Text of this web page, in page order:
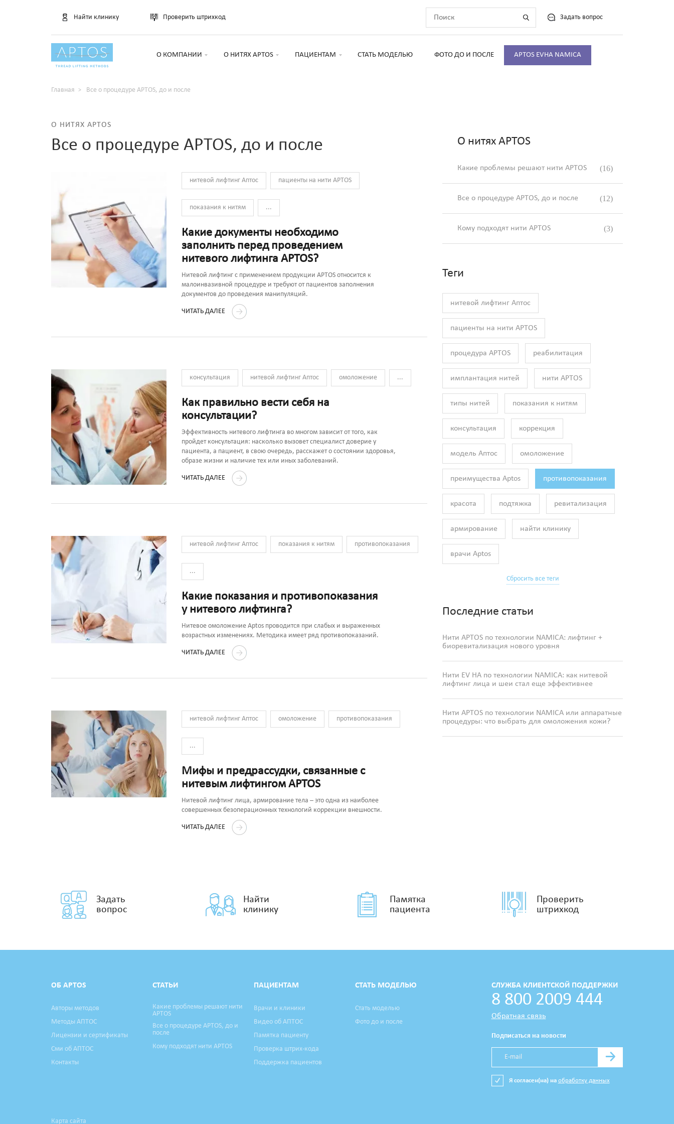
Найти клинику Проверить штрихкод Задать вопрос
О КОМПАНИИ О НИТЯХ APTOS ПАЦИЕНТАМ СТАТЬ МОДЕЛЬЮ ФОТО ДО И ПОСЛЕ APTOS EVHA NAMICA
Главная Все о процедуре APTOS, до и после
О НИТЯХ APTOS
Все о процедуре APTOS, до и после
нитевой лифтинг Аптос пациенты на нити APTOS
показания к нитям ...
Какие документы необходимо
заполнить перед проведением
нитевого лифтинга APTOS?
Нитевой лифтинг с применением продукции APTOS относится к
малоинвазивной процедуре и требуют от пациентов заполнения
документов до проведения манипуляций.
ЧИТАТЬ ДАЛЕЕ
консультация нитевой лифтинг Аптос омоложение ...
Как правильно вести себя на
консультации?
Эффективность нитевого лифтинга во многом зависит от того, как
пройдет консультация: насколько вызовет специалист доверие у
пациента, а пациент, в свою очередь, расскажет о состоянии здоровья,
образе жизни и наличие тех или иных заболеваний.
ЧИТАТЬ ДАЛЕЕ
нитевой лифтинг Аптос показания к нитям противопоказания
...
Какие показания и противопоказания
у нитевого лифтинга?
Нитевое омоложение Aptos проводится при слабых и выраженных
возрастных изменениях. Методика имеет ряд противопоказаний.
ЧИТАТЬ ДАЛЕЕ
нитевой лифтинг Аптос омоложение противопоказания
...
Мифы и предрассудки, связанные с
нитевым лифтингом APTOS
Нитевой лифтинг лица, армирование тела – это одна из наиболее
совершенных безоперационных технологий коррекции внешности.
ЧИТАТЬ ДАЛЕЕ
О нитях APTOS
Какие проблемы решают нити APTOS (16)
Все о процедуре APTOS, до и после (12)
Кому подходят нити APTOS (3)
Теги
нитевой лифтинг Аптос
пациенты на нити APTOS
процедура APTOS реабилитация
имплантация нитей нити APTOS
типы нитей показания к нитям
консультация коррекция
модель Аптос омоложение
преимущества Aptos противопоказания
красота подтяжка ревитализация
армирование найти клинику
врачи Aptos
Сбросить все теги
Последние статьи
Нити APTOS по технологии NAMICA: лифтинг +
биоревитализация нового уровня
Нити EV HA по технологии NAMICA: как нитевой
лифтинг лица и шеи стал еще эффективнее
Нити APTOS по технологии NAMICA или аппаратные
процедуры: что выбрать для омоложения кожи?
Задать
вопрос
Найти
клинику
Памятка
пациента
Проверить
штрихкод
ОБ APTOS
Авторы методов
Методы АПТОС
Лицензии и сертификаты
Сми об АПТОС
Контакты
СТАТЬИ
Какие проблемы решают нити
APTOS
Все о процедуре APTOS, до и
после
Кому подходят нити APTOS
ПАЦИЕНТАМ
Врачи и клиники
Видео об АПТОС
Памятка пациенту
Проверка штрих-кода
Поддержка пациентов
СТАТЬ МОДЕЛЬЮ
Стать моделью
Фото до и после
Карта сайта
СЛУЖБА КЛИЕНТСКОЙ ПОДДЕРЖКИ
8 800 2009 444
Обратная связь
Подписаться на новости
→
Я согласен(на) на обработку данных